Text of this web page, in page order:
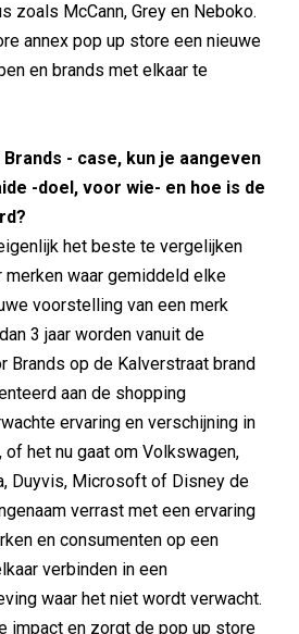
zoals McCann, Grey en Neboko.
annex pop up store een nieuwe
en brands met elkaar te
Brands - case, kun je aangeven
-doel, voor wie- en hoe is de
het beste te vergelijken
merken waar gemiddeld elke
voorstelling van een merk
3 jaar worden vanuit de
Brands op de Kalverstraat brand
aan de shopping
ervaring en verschijning in
het nu gaat om Volkswagen,
Duyvis, Microsoft of Disney de
verrast met een ervaring
en consumenten op een
verbinden in een
waar het niet wordt verwacht.
impact en zorgt de pop up store